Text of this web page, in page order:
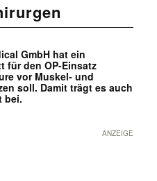
GmbH hat ein
für den OP-Einsatz
vor Muskel- und
soll. Damit trägt es auch
bei.
ANZEIGE